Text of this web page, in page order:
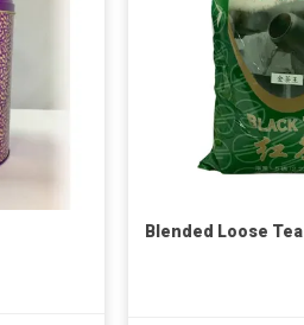
Blended Loose Tea